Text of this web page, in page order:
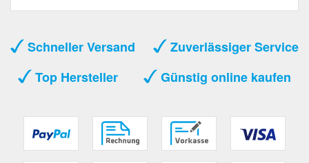
Schneller Versand
Zuverlässiger Service
Top Hersteller
Günstig online kaufen